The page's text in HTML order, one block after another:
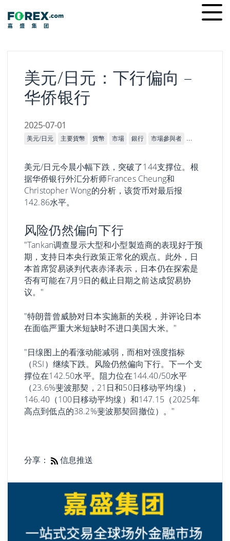
content
美元/日元：下行偏向 –
华侨银行
2025-07-01
美元/日元 主要貨幣 貨幣 市場 銀行 市場參與者 技術分析
美元/日元今晨小幅下跌，突破了144支撑位。根
据华侨银行外汇分析师Frances Cheung和
Christopher Wong的分析，该货币对最后报
142.86水平。
风险仍然偏向下行
"Tankan调查显示大型和小型製造商的表现好于预
期，支持日本央行政策正常化的观点。此外，日
本首席贸易谈判代表赤泽表示，日本仍在探索是
否有可能在7月9日的截止日期之前达成贸易协
议。"
"特朗普曾威胁对日本实施新的关税，并评论日本
在面临严重大米短缺时不进口美国大米。"
"日缐图上的看涨动能减弱，而相对强度指标
（RSI）继续下跌。风险仍然偏向下行。下一个支
撑位在142.50水平。阻力位在144.40/50水平
（23.6%斐波那契，21日和50日移动平均缐），
146.40（100日移动平均缐）和147.15（2025年
高点到低点的38.2%斐波那契回撤位）。"
分享： 信息推送